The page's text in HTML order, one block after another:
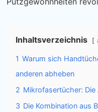
Inhaltsverzeichnis
1 Warum sich
anderen abheben
2 Mikrofasertücher: Die
3 Die Kombination aus